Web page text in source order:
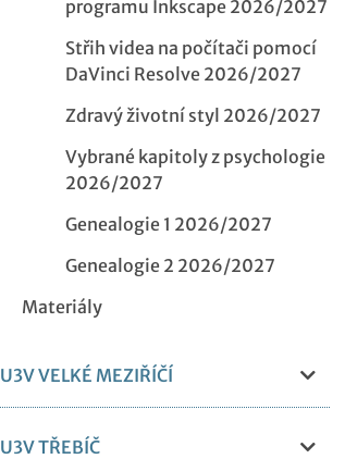
programu Inkscape 2026/2027
Střih videa na počítači pomocí
DaVinci Resolve 2026/2027
Zdravý životní styl 2026/2027
Vybrané kapitoly z psychologie
2026/2027
Genealogie 1 2026/2027
Genealogie 2 2026/2027
Materiály
U3V VELKÉ MEZIŘÍČÍ
U3V TŘEBÍČ